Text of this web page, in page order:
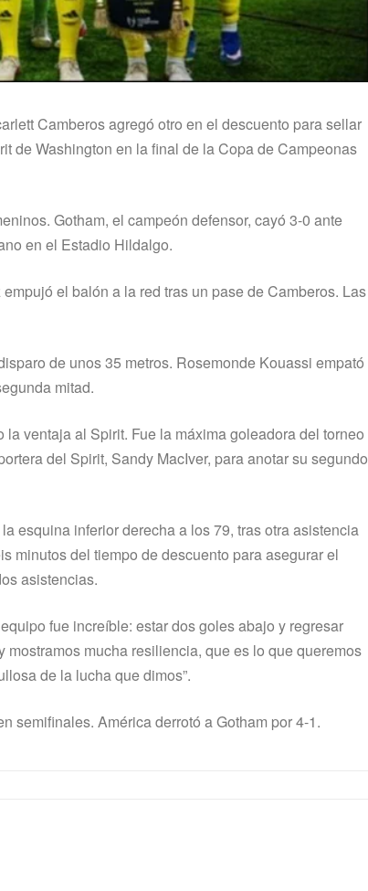
Camberos agregó otro en el descuento para sellar
de Washington en la final de la Copa de Campeonas
Gotham, el campeón defensor, cayó 3-0 ante
en el Estadio Hildalgo.
el balón a la red tras un pase de Camberos. Las
de unos 35 metros. Rosemonde Kouassi empató
mitad.
ventaja al Spirit. Fue la máxima goleadora del torneo
del Spirit, Sandy MacIver, para anotar su segundo
esquina inferior derecha a los 79, tras otra asistencia
minutos del tiempo de descuento para asegurar el
asistencias.
fue increíble: estar dos goles abajo y regresar
mostramos mucha resiliencia, que es lo que queremos
de la lucha que dimos”.
semifinales. América derrotó a Gotham por 4-1.